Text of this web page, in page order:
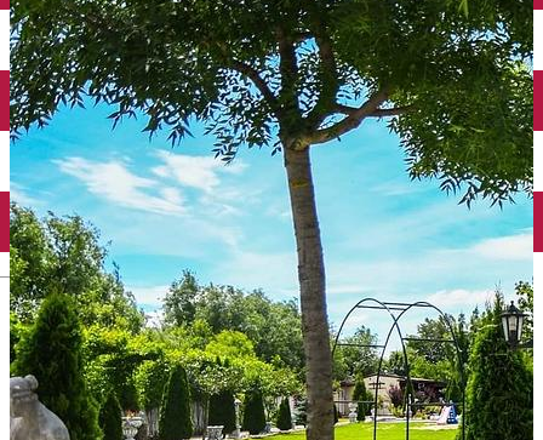
English
Închirieri auto
Închirieri biciclete
Taxi
Încărcare vehicule electrice